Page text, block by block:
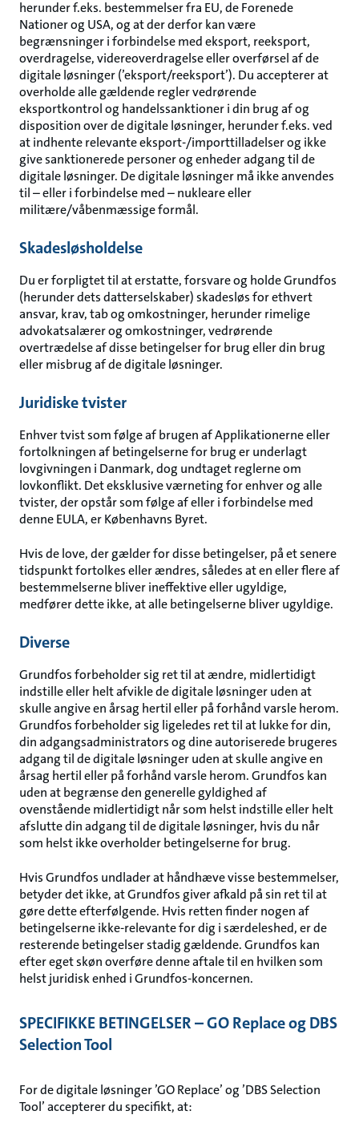
herunder f.eks. bestemmelser fra EU, de Forenede
Nationer og USA, og at der derfor kan være
begrænsninger i forbindelse med eksport, reeksport,
overdragelse, videreoverdragelse eller overførsel af de
digitale løsninger (’eksport/reeksport’). Du accepterer at
overholde alle gældende regler vedrørende
eksportkontrol og handelssanktioner i din brug af og
disposition over de digitale løsninger, herunder f.eks. ved
at indhente relevante eksport-/importtilladelser og ikke
give sanktionerede personer og enheder adgang til de
digitale løsninger. De digitale løsninger må ikke anvendes
til – eller i forbindelse med – nukleare eller
militære/våbenmæssige formål.
Skadesløsholdelse
Du er forpligtet til at erstatte, forsvare og holde Grundfos
(herunder dets datterselskaber) skadesløs for ethvert
ansvar, krav, tab og omkostninger, herunder rimelige
advokatsalærer og omkostninger, vedrørende
overtrædelse af disse betingelser for brug eller din brug
eller misbrug af de digitale løsninger.
Juridiske tvister
Enhver tvist som følge af brugen af Applikationerne eller
fortolkningen af betingelserne for brug er underlagt
lovgivningen i Danmark, dog undtaget reglerne om
lovkonflikt. Det eksklusive værneting for enhver og alle
tvister, der opstår som følge af eller i forbindelse med
denne EULA, er Københavns Byret.
Hvis de love, der gælder for disse betingelser, på et senere
tidspunkt fortolkes eller ændres, således at en eller flere af
bestemmelserne bliver ineffektive eller ugyldige,
medfører dette ikke, at alle betingelserne bliver ugyldige.
Diverse
Grundfos forbeholder sig ret til at ændre, midlertidigt
indstille eller helt afvikle de digitale løsninger uden at
skulle angive en årsag hertil eller på forhånd varsle herom.
Grundfos forbeholder sig ligeledes ret til at lukke for din,
din adgangsadministrators og dine autoriserede brugeres
adgang til de digitale løsninger uden at skulle angive en
årsag hertil eller på forhånd varsle herom. Grundfos kan
uden at begrænse den generelle gyldighed af
ovenstående midlertidigt når som helst indstille eller helt
afslutte din adgang til de digitale løsninger, hvis du når
som helst ikke overholder betingelserne for brug.
Hvis Grundfos undlader at håndhæve visse bestemmelser,
betyder det ikke, at Grundfos giver afkald på sin ret til at
gøre dette efterfølgende. Hvis retten finder nogen af
betingelserne ikke-relevante for dig i særdeleshed, er de
resterende betingelser stadig gældende. Grundfos kan
efter eget skøn overføre denne aftale til en hvilken som
helst juridisk enhed i Grundfos-koncernen.
SPECIFIKKE BETINGELSER – GO Replace og DBS
Selection Tool
For de digitale løsninger ’GO Replace’ og ’DBS Selection
Tool’ accepterer du specifikt, at: